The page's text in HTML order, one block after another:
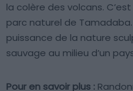
la colère des volcans.
parc naturel de
puissance de la nature
sauvage au milieu d’un
Pour en savoir plus :